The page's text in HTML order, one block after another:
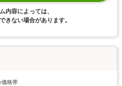
内容によっては、
きない場合があります。
価格帯